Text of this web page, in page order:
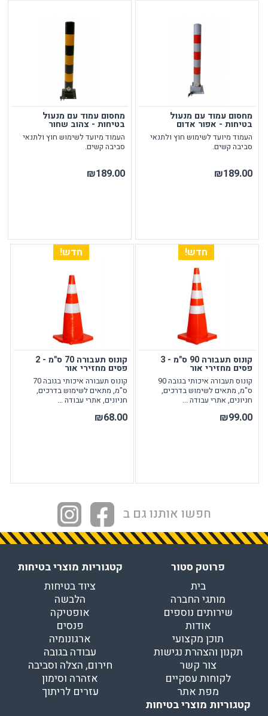
מחסום עמוד עם מנעול
בטיחות - אפור אדום
העמוד מיועד לשימוש חוץ ולתנאי
סביבה קשים.
₪189.00
מחסום עמוד עם מנעול
בטיחות - צהוב שחור
העמוד מיועד לשימוש חוץ ולתנאי
סביבה קשים.
₪189.00
חדש!
קונוס תעבורה 90 ס"מ - 3
פסים מחזירי אור
קונוס תעבורה איכותי בגובה 90
ס"מ, מתאים לשימוש בדרכים,
חניונים, אתרי עבודה ...
₪99.00
חדש!
קונוס תעבורה 70 ס"מ - 2
פסים מחזירי אור
קונוס תעבורה איכותי בגובה 70
ס"מ, מתאים לשימוש בדרכים,
חניונים, אתרי עבודה ...
₪68.00
חפשו אותנו גם ב
פרוטק סטור
בית
מותגי החברה
שירותים נוספים
אודות
תוכן מקצועי
תקנון והצהרת נגישות
צור קשר
לקוחות עסקיים
מפת אתר
קטגוריות מוצרי בטיחות
ציוד בטיחות
הלבשה
אופטיקה
פנסים
ארגונומיה
עבודה בגובה
חירום, הצלה וסביבה
אזהרה וסימון
עזרים לריתוך
קטגוריות מוצרי בטיחות